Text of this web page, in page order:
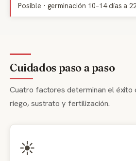
Posible · germinación 10–14 días a
Cuidados paso a paso
Cuatro factores determinan el éxito
riego, sustrato y fertilización.
☀️